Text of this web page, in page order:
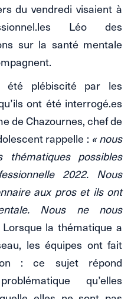
du vendredi visaient à
Léo des
sur la santé mentale
plébiscité par les
ont été interrogé.es
de Chazournes, chef de
rappelle : « nous
thématiques possibles
2022. Nous
aux pros et ils ont
Nous ne nous
la thématique a
les équipes ont fait
: ce sujet répond
qu’elles